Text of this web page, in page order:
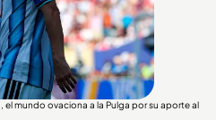
mundo ovaciona a la Pulga por su aporte al